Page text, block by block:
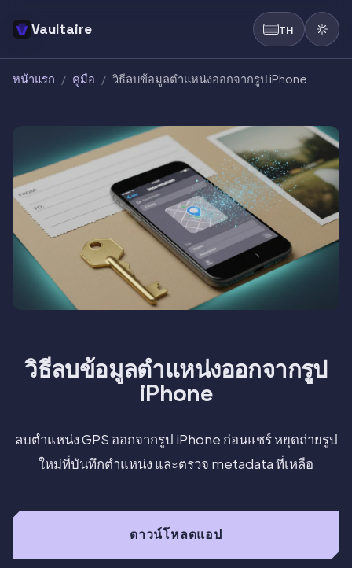
Vaultaire TH
หน้าแรก / คู่มือ / วิธีลบข้อมูลตำแหน่งออกจากรูป iPhone
วิธีลบข้อมูลตำแหน่งออกจากรูป
iPhone
ลบตำแหน่ง GPS ออกจากรูป iPhone ก่อนแชร์ หยุดถ่ายรูป
ใหม่ที่บันทึกตำแหน่ง และตรวจ metadata ที่เหลือ
ดาวน์โหลดแอป